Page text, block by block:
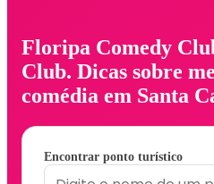
Floripa Comedy
Club. Dicas sobre
comédia em Santa
Encontrar ponto turístico